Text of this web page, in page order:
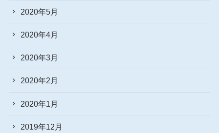
2020年5月
2020年4月
2020年3月
2020年2月
2020年1月
2019年12月